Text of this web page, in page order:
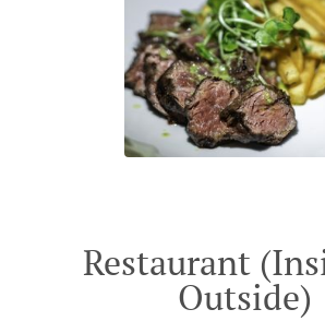
Restaurant
Outside)